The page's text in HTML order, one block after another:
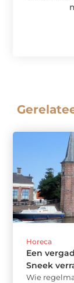
Horeca
Een
Sneek
Wie